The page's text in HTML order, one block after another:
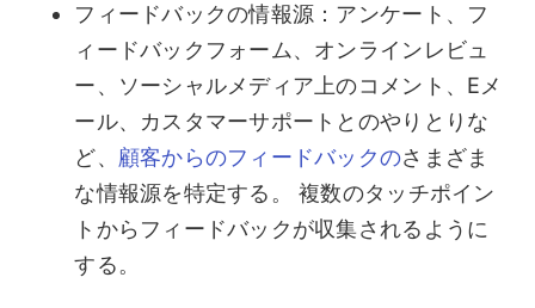
フィードバックの情報源：アンケート、フ
ィードバックフォーム、オンラインレビュ
ー、ソーシャルメディア上のコメント、Eメ
ール、カスタマーサポートとのやりとりな
ど、 顧客からのフィードバックのさまざま
な情報源を特定する。 複数のタッチポイン
トからフィードバックが収集されるように
する。